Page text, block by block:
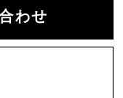
で、人付き合
わせ